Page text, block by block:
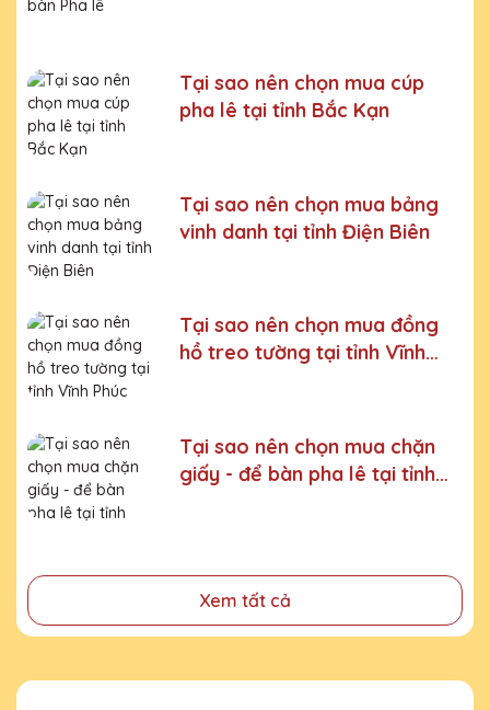
Bước 6:Gọi điện xác nhận với khách hàng
và nghiêm ngặt ở từng khâu sản xuất.Xưởng sản xuất
Chặn giấy - Để bàn pha lê uy tín, chất lượng
Chúng tôi là đơn vị sản xuất trực tiếp, uy tín, giá rẻ. Nhận
sản xuất theo ý tưởng của khách hàng.
Quà tặng Cúp Pha Lê Vinh Danh An Thảo cung cấp tới
Quý khách hàng thành phẩm bao gồm hộp xi lót lụa
vàng, với 2 màu lựa chọn xanh hoặc đỏ làm tăng thêm
tính trang trọng cho sản phẩm.
Sản phẩm được làm từ chất liệu pha lê vô cùng tinh tế,
sang trọng, gửi đến người nhận những ý nghĩa to lớn:
- Vinh danh cá nhân, tập thể đạt thành tích xuất sắc
cá nhân, tập thể
- Tri ân, thay lời cảm ơn gửi đến những cá nhân, tổ chức
đã cống hiến, đóng góp cho doanh nghiệp, cho cộng
đồng
Tại sao nên chọn mua cúp
pha lê tại tỉnh Bắc Kạn
Tại sao nên chọn mua bảng
vinh danh tại tỉnh Điện Biên
Tại sao nên chọn mua đồng
hồ treo tường tại tỉnh Vĩnh
Tại sao nên chọn mua chặn
giấy - để bàn pha lê tại tỉnh
Xem tất cả